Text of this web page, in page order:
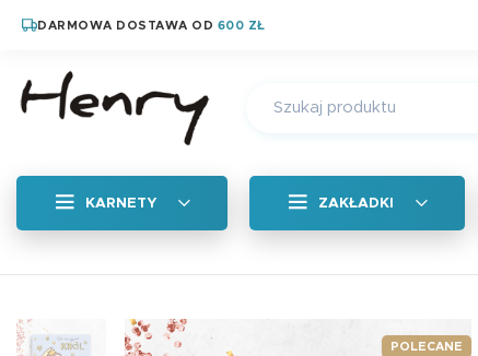
DARMOWA DOSTAWA OD 600 ZŁ
KARNETY ZAKŁADKI
ZakładkaPOLECANE